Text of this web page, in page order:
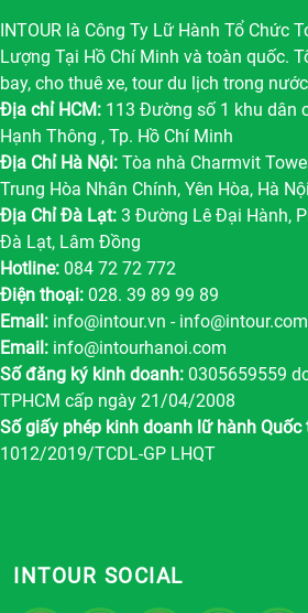
INTOUR là Công Ty Lữ Hành Tổ Chức
Lượng Tại Hồ Chí Minh và toàn quốc.
bay, cho thuê xe, tour du lịch trong
Địa chỉ HCM: 113 Đường số 1 khu dân
Hạnh Thông , Tp. Hồ Chí Minh
Địa Chỉ Hà Nội: Tòa nhà Charmvit
Trung Hòa Nhân Chính, Yên Hòa, Hà Nội
Địa Chỉ Đà Lạt: 3 Đường Lê Đại Hành,
Đà Lạt, Lâm Đồng
Hotline: 084 72 72 772
Điện thoại: 028. 39 89 99 89
Email: info@intour.vn -
Email: info@intourhanoi.com
Số đăng ký kinh doanh: 0305659559
TPHCM cấp ngày 21/04/2008
Số giấy phép kinh doanh lữ hành Quốc
1012/2019/TCDL-GP LHQT
INTOUR SOCIAL